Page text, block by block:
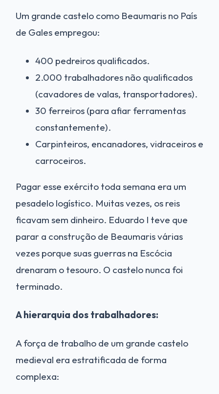
Um grande castelo como Beaumaris no País
de Gales empregou:
400 pedreiros qualificados.
2.000 trabalhadores não qualificados
(cavadores de valas, transportadores).
30 ferreiros (para afiar ferramentas
constantemente).
Carpinteiros, encanadores, vidraceiros e
carroceiros.
Pagar esse exército toda semana era um
pesadelo logístico. Muitas vezes, os reis
ficavam sem dinheiro. Eduardo I teve que
parar a construção de Beaumaris várias
vezes porque suas guerras na Escócia
drenaram o tesouro. O castelo nunca foi
terminado.
A hierarquia dos trabalhadores:
A força de trabalho de um grande castelo
medieval era estratificada de forma
complexa: